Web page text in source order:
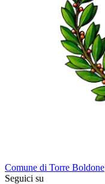
Comune di Torre Boldone
Seguici su